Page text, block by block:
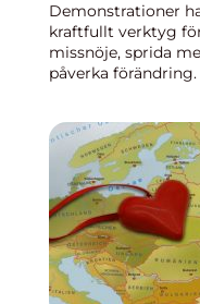
Demonstrationer
kraftfullt verktyg
missnöje, sprida
påverka